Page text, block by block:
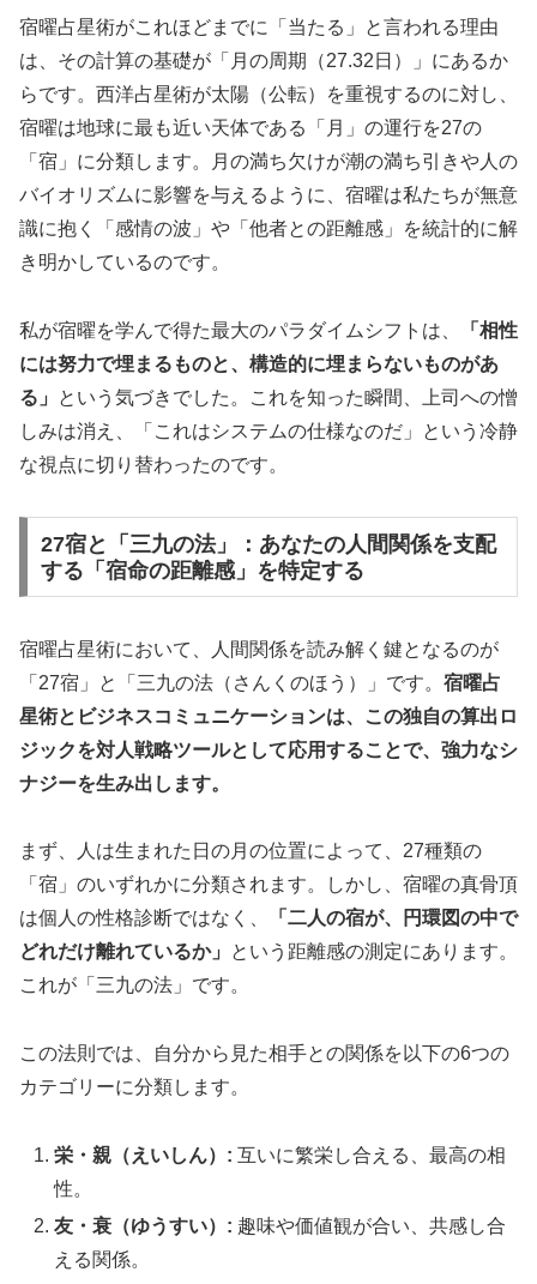
宿曜占星術がこれほどまでに「当たる」と言われる理由
は、その計算の基礎が「月の周期（27.32日）」にあるか
らです。西洋占星術が太陽（公転）を重視するのに対し、
宿曜は地球に最も近い天体である「月」の運行を27の
「宿」に分類します。月の満ち欠けが潮の満ち引きや人の
バイオリズムに影響を与えるように、宿曜は私たちが無意
識に抱く「感情の波」や「他者との距離感」を統計的に解
き明かしているのです。
私が宿曜を学んで得た最大のパラダイムシフトは、
「相性
には努力で埋まるものと、構造的に埋まらないものがあ
る」
という気づきでした。これを知った瞬間、上司への憎
しみは消え、「これはシステムの仕様なのだ」という冷静
な視点に切り替わったのです。
27宿と「三九の法」：あなたの人間関係を支配
する「宿命の距離感」を特定する
宿曜占星術において、人間関係を読み解く鍵となるのが
「27宿」と「三九の法（さんくのほう）」です。 宿曜占
星術とビジネスコミュニケーションは、この独自の算出ロ
ジックを対人戦略ツールとして応用することで、強力なシ
ナジーを生み出します。
まず、人は生まれた日の月の位置によって、27種類の
「宿」のいずれかに分類されます。しかし、宿曜の真骨頂
は個人の性格診断ではなく、
「二人の宿が、円環図の中で
どれだけ離れているか」
という距離感の測定にあります。
これが「三九の法」です。
この法則では、自分から見た相手との関係を以下の6つの
カテゴリーに分類します。
栄・親（えいしん）: 互いに繁栄し合える、最高の相
性。
友・衰（ゆうすい）: 趣味や価値観が合い、共感し合
える関係。